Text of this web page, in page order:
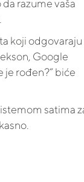
razume vaša
koji odgovaraju
Google
je rođen?“ biće
satima